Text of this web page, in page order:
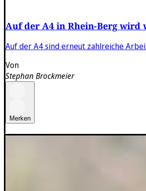
Auf der A4 in Rhein-Berg wird
Auf der A4 sind erneut zahlreiche
Von
Stephan Brockmeier
Merken